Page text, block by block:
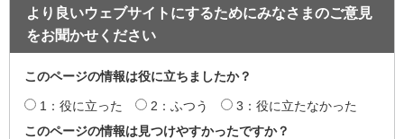
より良いウェブサイトにするためにみなさまのご意見
をお聞かせください
このページの情報は役に立ちましたか？
1：役に立った 2：ふつう
3：役に立たなかった
このページの情報は見つけやすかったですか？